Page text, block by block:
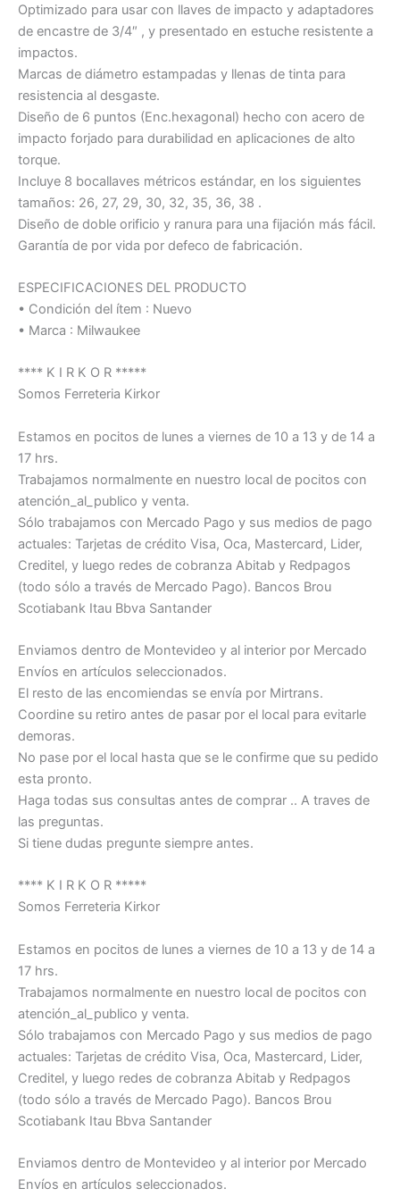
Optimizado para usar con llaves de impacto y adaptadores
de encastre de 3/4″ , y presentado en estuche resistente a
impactos.
Marcas de diámetro estampadas y llenas de tinta para
resistencia al desgaste.
Diseño de 6 puntos (Enc.hexagonal) hecho con acero de
impacto forjado para durabilidad en aplicaciones de alto
torque.
Incluye 8 bocallaves métricos estándar, en los siguientes
tamaños: 26, 27, 29, 30, 32, 35, 36, 38 .
Diseño de doble orificio y ranura para una fijación más fácil.
Garantía de por vida por defeco de fabricación.
ESPECIFICACIONES DEL PRODUCTO
• Condición del ítem : Nuevo
• Marca : Milwaukee
**** K I R K O R *****
Somos Ferreteria Kirkor
Estamos en pocitos de lunes a viernes de 10 a 13 y de 14 a
17 hrs.
Trabajamos normalmente en nuestro local de pocitos con
atención_al_publico y venta.
Sólo trabajamos con Mercado Pago y sus medios de pago
actuales: Tarjetas de crédito Visa, Oca, Mastercard, Lider,
Creditel, y luego redes de cobranza Abitab y Redpagos
(todo sólo a través de Mercado Pago). Bancos Brou
Scotiabank Itau Bbva Santander
Enviamos dentro de Montevideo y al interior por Mercado
Envíos en artículos seleccionados.
El resto de las encomiendas se envía por Mirtrans.
Coordine su retiro antes de pasar por el local para evitarle
demoras.
No pase por el local hasta que se le confirme que su pedido
esta pronto.
Haga todas sus consultas antes de comprar .. A traves de
las preguntas.
Si tiene dudas pregunte siempre antes.
**** K I R K O R *****
Somos Ferreteria Kirkor
Estamos en pocitos de lunes a viernes de 10 a 13 y de 14 a
17 hrs.
Trabajamos normalmente en nuestro local de pocitos con
atención_al_publico y venta.
Sólo trabajamos con Mercado Pago y sus medios de pago
actuales: Tarjetas de crédito Visa, Oca, Mastercard, Lider,
Creditel, y luego redes de cobranza Abitab y Redpagos
(todo sólo a través de Mercado Pago). Bancos Brou
Scotiabank Itau Bbva Santander
Enviamos dentro de Montevideo y al interior por Mercado
Envíos en artículos seleccionados.